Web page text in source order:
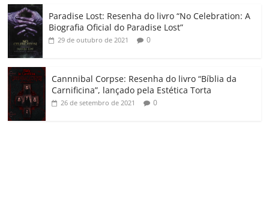
Paradise Lost: Resenha do livro “No Celebration: A
Biografia Oficial do Paradise Lost”
29 de outubro de 2021 0
Cannnibal Corpse: Resenha do livro “Bíblia da
Carnificina”, lançado pela Estética Torta
26 de setembro de 2021 0